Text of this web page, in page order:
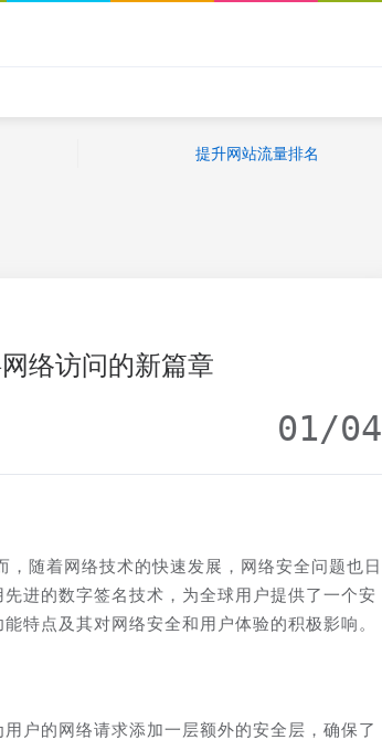
提升网站流量排名
络访问的新篇章
01/04
随着网络技术的快速发展，网络安全问题也日
进的数字签名技术，为全球用户提供了一个安
特点及其对网络安全和用户体验的积极影响。
户的网络请求添加一层额外的安全层，确保了